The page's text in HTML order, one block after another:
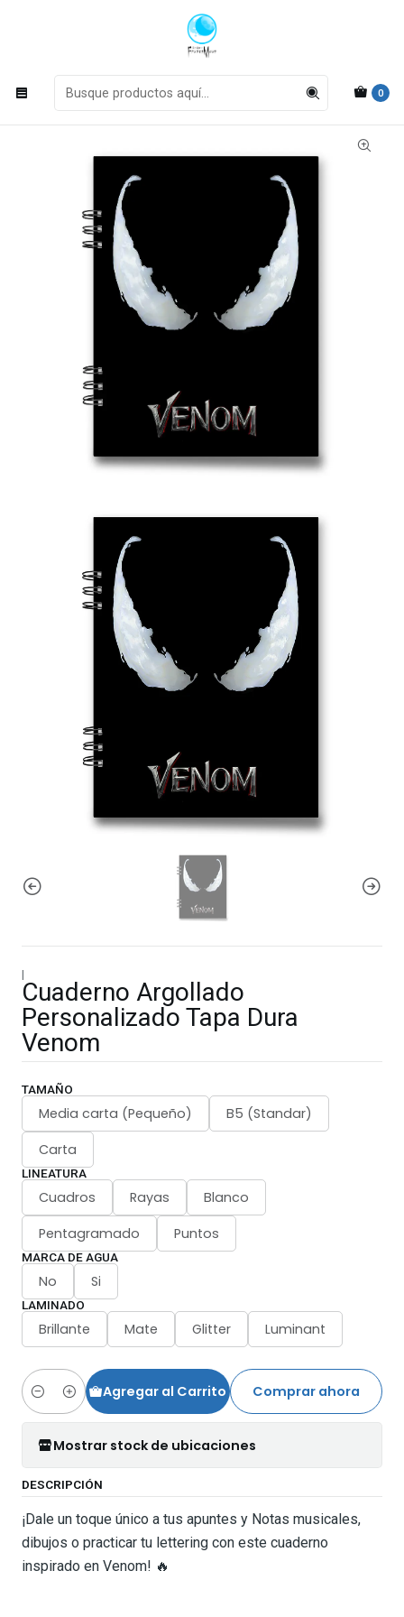
0
Estamos en actualización de inventario
Cuadernos
Cuaderno Argollado Personalizado Tapa Dura Venom
|
Cuaderno Argollado
Personalizado Tapa Dura
Venom
TAMAÑO
Media carta (Pequeño)
B5 (Standar)
Carta
LINEATURA
Cuadros Rayas
Blanco
Pentagramado
Puntos
MARCA DE AGUA
No Si
LAMINADO
Brillante Mate Glitter Luminant
Cantidad
Agregar al Carrito Comprar ahora
Mostrar stock de ubicaciones
DESCRIPCIÓN
¡Dale un toque único a tus apuntes y Notas musicales,
dibujos o practicar tu lettering con este cuaderno
inspirado en Venom! 🔥